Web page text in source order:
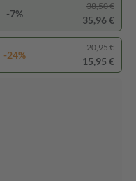
-7%
38,50 €
35,96 €
-24%
20,95 €
15,95 €